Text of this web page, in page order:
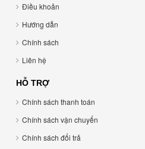
Điều khoản
Hướng dẫn
Chính sách
Liên hệ
HỖ TRỢ
Chính sách thanh toán
Chính sách vận chuyển
Chính sách đổi trả